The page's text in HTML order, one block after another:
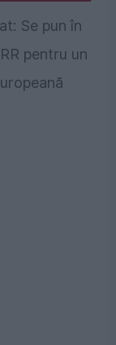
Se pun în
pentru un